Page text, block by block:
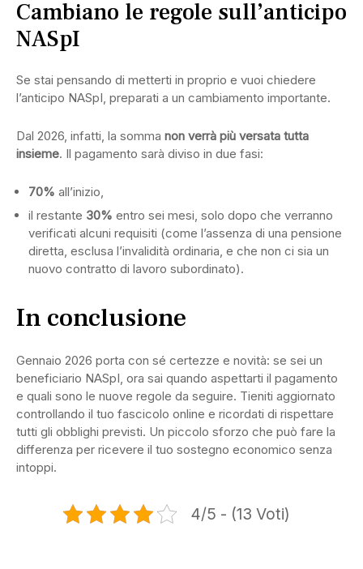
Cambiano le regole sull’anticipo
NASpI
Se stai pensando di metterti in proprio e vuoi chiedere
l’anticipo NASpI, preparati a un cambiamento importante.
Dal 2026, infatti, la somma non verrà più versata tutta
insieme. Il pagamento sarà diviso in due fasi:
70% all’inizio,
il restante 30% entro sei mesi, solo dopo che verranno
verificati alcuni requisiti (come l’assenza di una pensione
diretta, esclusa l’invalidità ordinaria, e che non ci sia un
nuovo contratto di lavoro subordinato).
In conclusione
Gennaio 2026 porta con sé certezze e novità: se sei un
beneficiario NASpI, ora sai quando aspettarti il pagamento
e quali sono le nuove regole da seguire. Tieniti aggiornato
controllando il tuo fascicolo online e ricordati di rispettare
tutti gli obblighi previsti. Un piccolo sforzo che può fare la
differenza per ricevere il tuo sostegno economico senza
intoppi.
4/5 - (13 Voti)